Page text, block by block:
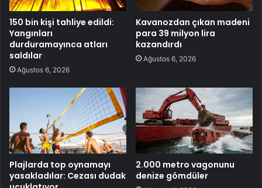
150 bin kişi tahliye edildi:
Yangınları
durduramayınca atları
saldılar
Ağustos 6, 2026
Kavanozdan çıkan madeni
para 39 milyon lira
kazandırdı
Ağustos 6, 2026
Plajlarda top oynamayı
yasakladılar: Cezası dudak
2.000 metro vagonunu
denize gömdüler